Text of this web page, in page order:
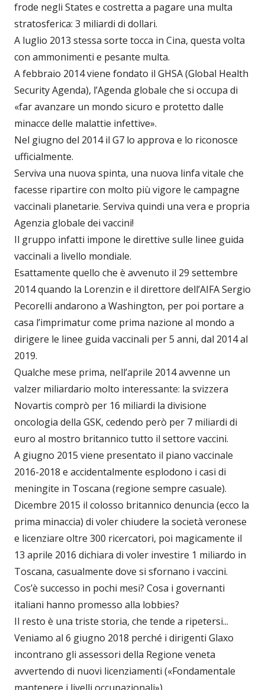
frode negli States e costretta a pagare una multa
stratosferica: 3 miliardi di dollari.
A luglio 2013 stessa sorte tocca in Cina, questa volta
con ammonimenti e pesante multa.
A febbraio 2014 viene fondato il GHSA (Global Health
Security Agenda), l’Agenda globale che si occupa di
«far avanzare un mondo sicuro e protetto dalle
minacce delle malattie infettive».
Nel giugno del 2014 il G7 lo approva e lo riconosce
ufficialmente.
Serviva una nuova spinta, una nuova linfa vitale che
facesse ripartire con molto più vigore le campagne
vaccinali planetarie. Serviva quindi una vera e propria
Agenzia globale dei vaccini!
Il gruppo infatti impone le direttive sulle linee guida
vaccinali a livello mondiale.
Esattamente quello che è avvenuto il 29 settembre
2014 quando la Lorenzin e il direttore dell’AIFA Sergio
Pecorelli andarono a Washington, per poi portare a
casa l’imprimatur come prima nazione al mondo a
dirigere le linee guida vaccinali per 5 anni, dal 2014 al
2019.
Qualche mese prima, nell’aprile 2014 avvenne un
valzer miliardario molto interessante: la svizzera
Novartis comprò per 16 miliardi la divisione
oncologia della GSK, cedendo però per 7 miliardi di
euro al mostro britannico tutto il settore vaccini.
A giugno 2015 viene presentato il piano vaccinale
2016-2018 e accidentalmente esplodono i casi di
meningite in Toscana (regione sempre casuale).
Dicembre 2015 il colosso britannico denuncia (ecco la
prima minaccia) di voler chiudere la società veronese
e licenziare oltre 300 ricercatori, poi magicamente il
13 aprile 2016 dichiara di voler investire 1 miliardo in
Toscana, casualmente dove si sfornano i vaccini.
Cos’è successo in pochi mesi? Cosa i governanti
italiani hanno promesso alla lobbies?
Il resto è una triste storia, che tende a ripetersi...
Veniamo al 6 giugno 2018 perché i dirigenti Glaxo
incontrano gli assessori della Regione veneta
avvertendo di nuovi licenziamenti («Fondamentale